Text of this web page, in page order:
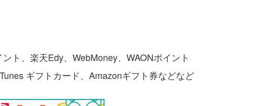
ント、楽天Edy、WebMoney、WAONポイント
ギフトカード、Amazonギフト券などなど